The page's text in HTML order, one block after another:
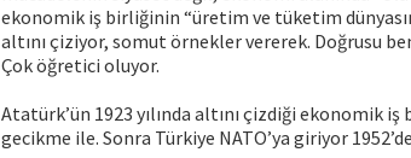
ekonomik iş birliğinin “üretim ve tüketim
altını çiziyor, somut örnekler vererek. Doğrusu
Çok öğretici oluyor.
Atatürk’ün 1923 yılında altını çizdiği ekonomik
gecikme ile. Sonra Türkiye NATO’ya giriyor